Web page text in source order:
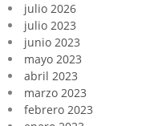
julio 2026
julio 2023
junio 2023
mayo 2023
abril 2023
marzo 2023
febrero 2023